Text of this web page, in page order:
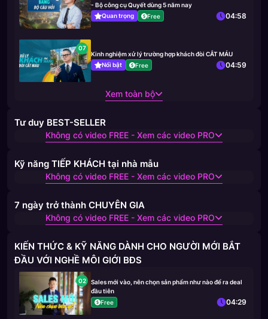
- Bộ công cụ Quyết dùng 5 năm nay
Quan trọng
Free 04:58
07
Kinh nghiệm xử lý trường hợp khách đòi CẮT MÁU
Nổi bật
Free 04:59
Xem toàn bộ
Tư duy BEST-SELLER
Không có video FREE - Xem các video PRO
Kỹ năng TIẾP KHÁCH tại nhà mẫu
Không có video FREE - Xem các video PRO
7 ngày trở thành CHUYÊN GIA
Không có video FREE - Xem các video PRO
KIẾN THỨC & KỸ NĂNG DÀNH CHO NGƯỜI MỚI BẮT
ĐẦU VỚI NGHỀ MÔI GIỚI BĐS
02
Sales mới vào, nên chọn sản phẩm như nào để ra deal
đầu tiên
Free
04:29